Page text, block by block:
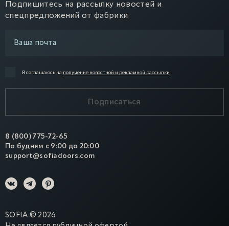
Подпишитесь на рассылку новостей и
спецпредложений от фабрики
Я соглашаюсь на получение новостной и рекламной рассылки
Подписаться
8 (800) 775-72-65
По будням с 9:00 до 20:00
support@sofiadoors.com
SOFIA ©2026